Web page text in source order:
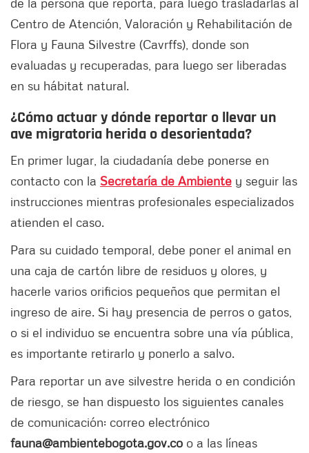
Centro de Atención, Valoración y Rehabilitación de
Flora y Fauna Silvestre (Cavrffs), donde son
evaluadas y recuperadas, para luego ser liberadas
en su hábitat natural.
¿Cómo actuar y dónde reportar o llevar un
ave migratoria herida o desorientada?
En primer lugar, la ciudadanía debe ponerse en
contacto con la Secretaría de Ambiente y seguir las
instrucciones mientras profesionales especializados
atienden el caso.
Para su cuidado temporal, debe poner el animal en
una caja de cartón libre de residuos y olores, y
hacerle varios orificios pequeños que permitan el
ingreso de aire. Si hay presencia de perros o gatos,
o si el individuo se encuentra sobre una vía pública,
es importante retirarlo y ponerlo a salvo.
Para reportar un ave silvestre herida o en condición
de riesgo, se han dispuesto los siguientes canales
de comunicación: correo electrónico
fauna@ambientebogota.gov.co o a las líneas